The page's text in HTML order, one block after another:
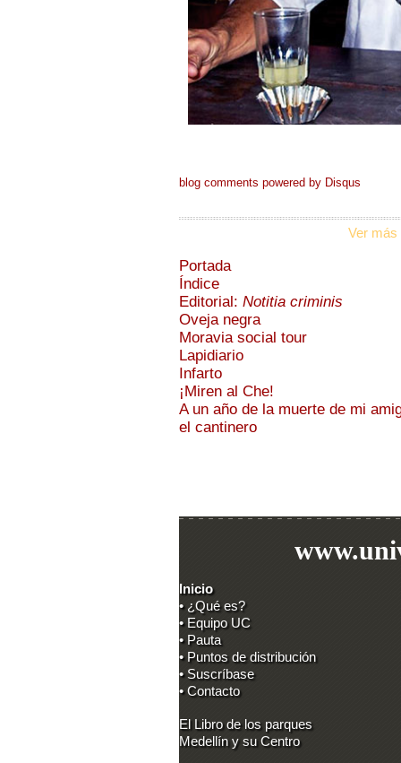
blog comments powered by Disqus
Ver más
Portada
Índice
Editorial: Notitia criminis
Oveja negra
Moravia social tour
Lapidiario
Infarto
¡Miren al Che!
A un año de la muerte de mi
el cantinero
Inicio
• ¿Qué es?
• Equipo UC
• Pauta
• Puntos de distribución
• Suscríbase
• Contacto
El Libro de los parques
Medellín y su Centro